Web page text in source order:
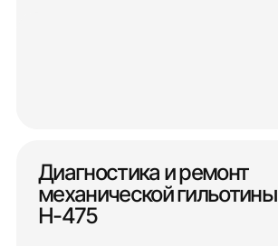
Диагностика и ремонт
механической гильотины
Н-475